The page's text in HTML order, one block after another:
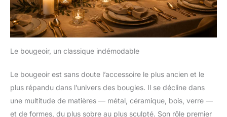
Le bougeoir, un classique indémodable
Le bougeoir est sans doute l’accessoire le plus ancien et le
plus répandu dans l’univers des bougies. Il se décline dans
une multitude de matières — métal, céramique, bois, verre —
et de formes, du plus sobre au plus sculpté. Son rôle premier